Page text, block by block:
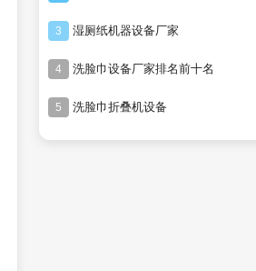
3 湿厕纸机器设备厂家
4 洗脸巾设备厂家排名前十名
5 洗脸巾折叠机设备